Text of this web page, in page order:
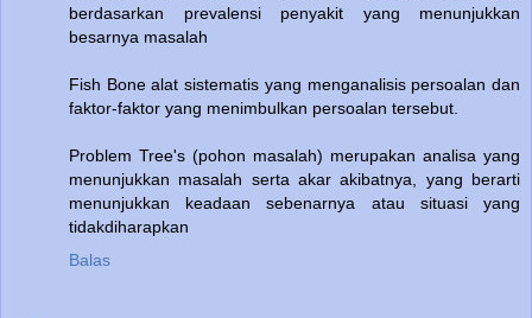
berdasarkan prevalensi penyakit yang menunjukkan
besarnya masalah
Fish Bone alat sistematis yang menganalisis persoalan dan
faktor-faktor yang menimbulkan persoalan tersebut.
Problem Tree's (pohon masalah) merupakan analisa yang
menunjukkan masalah serta akar akibatnya, yang berarti
menunjukkan keadaan sebenarnya atau situasi yang
tidakdiharapkan
Balas